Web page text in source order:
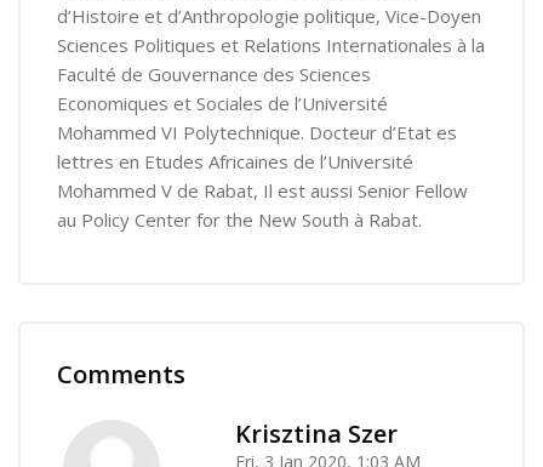
d’Histoire et d’Anthropologie politique, Vice-Doyen
Sciences Politiques et Relations Internationales à la
Faculté de Gouvernance des Sciences
Economiques et Sociales de l’Université
Mohammed VI Polytechnique. Docteur d’Etat es
lettres en Etudes Africaines de l’Université
Mohammed V de Rabat, Il est aussi Senior Fellow
au Policy Center for the New South à Rabat.
Skip Comments
Comments
Krisztina Szer
Fri, 3 Jan 2020, 1:03 AM